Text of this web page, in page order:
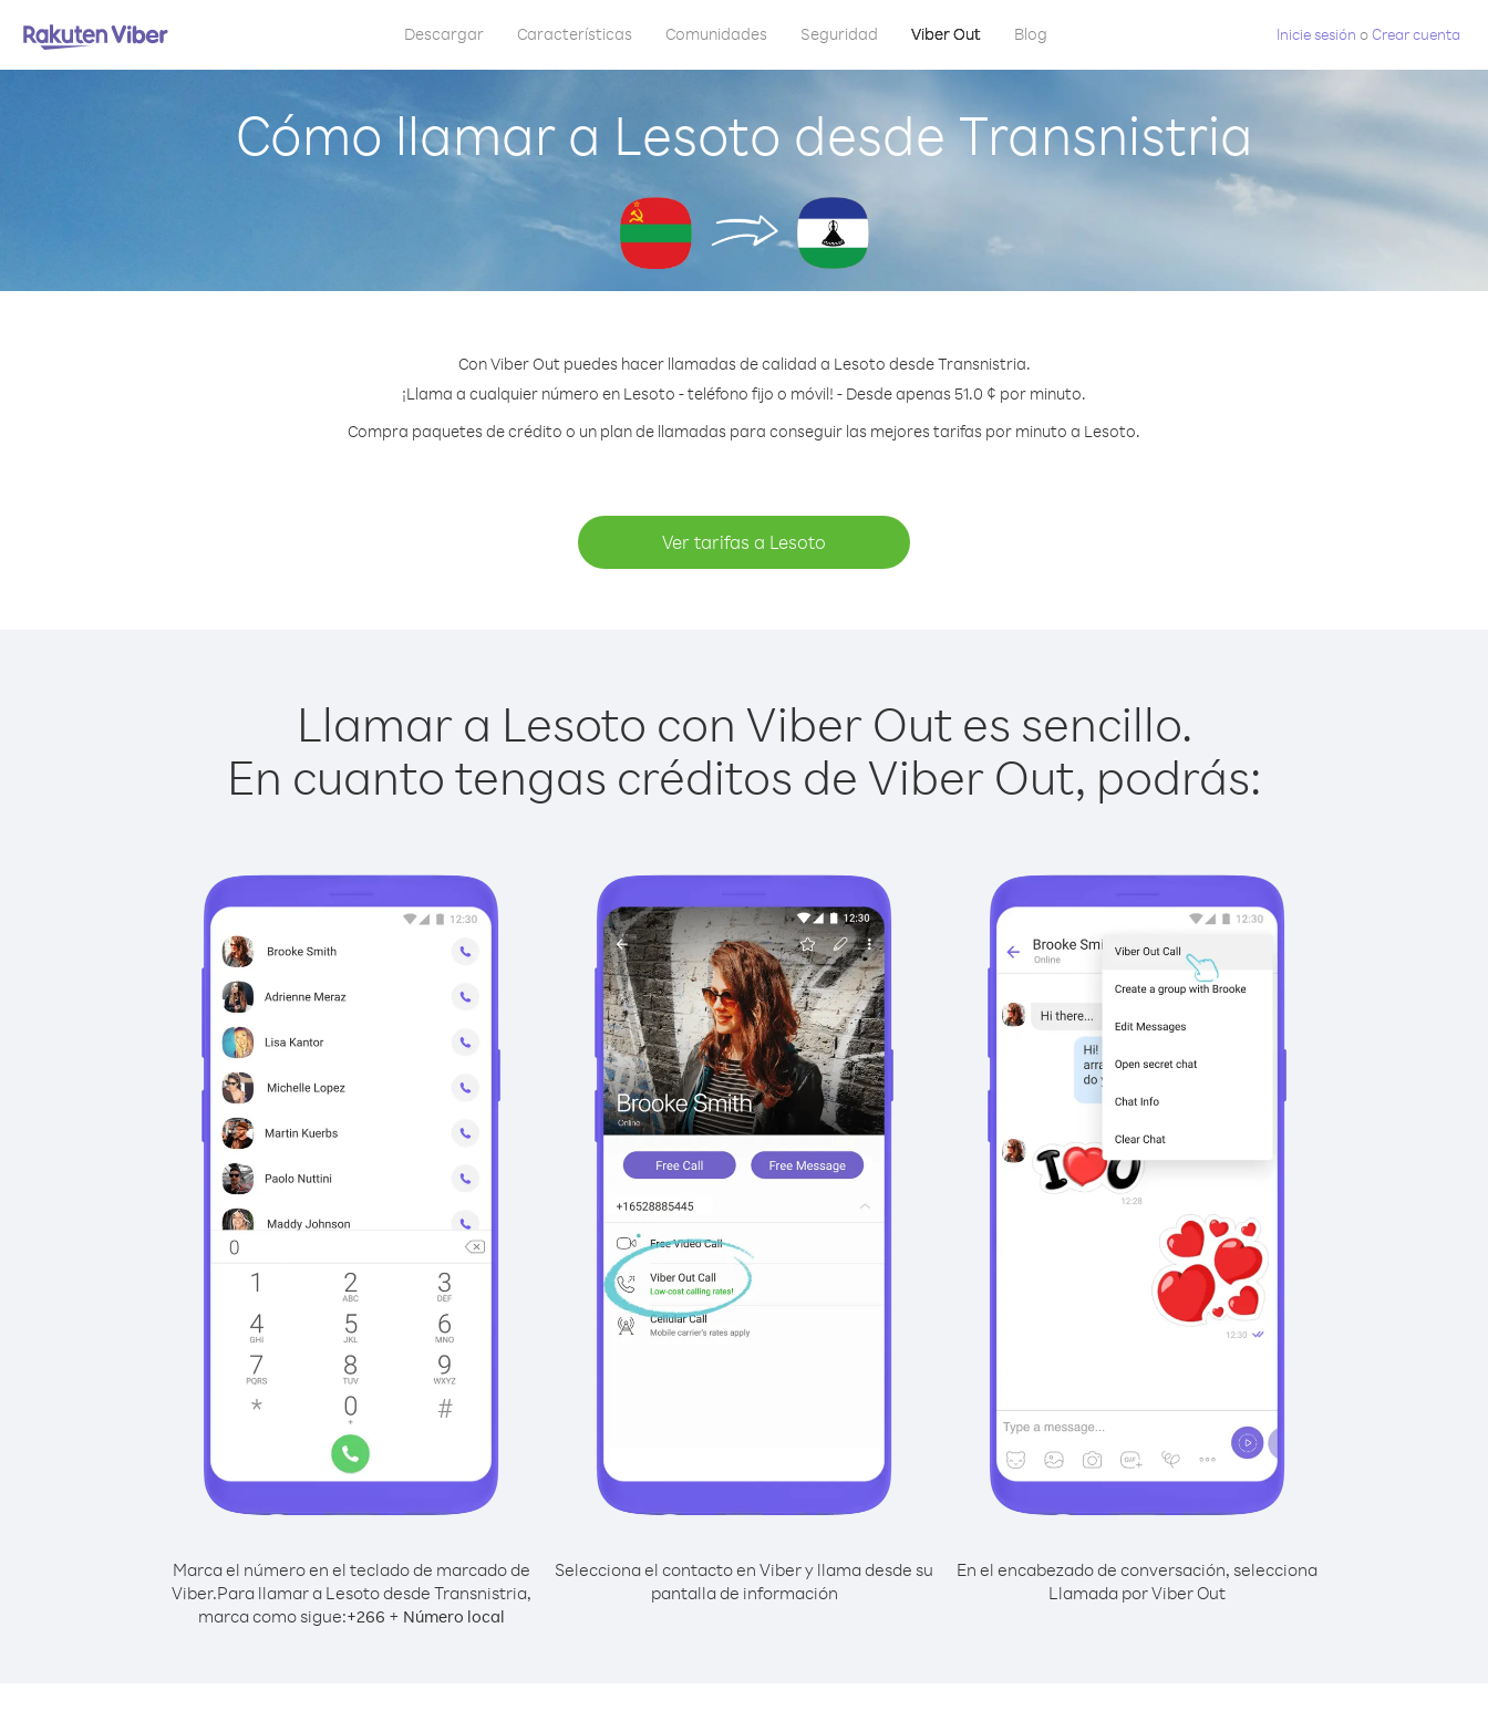
Descargar Características Comunidades Seguridad Viber Out Blog Inicie sesión oCrear cuenta
Cómo llamar a Lesoto desde Transnistria
Con Viber Out puedes hacer llamadas de calidad a Lesoto desde Transnistria.
¡Llama a cualquier número en Lesoto - teléfono fijo o móvil! - Desde apenas 51.0 ¢ por minuto.
Compra paquetes de crédito o un plan de llamadas para conseguir las mejores tarifas por minuto a Lesoto.
Ver tarifas a Lesoto
Llamar a Lesoto con Viber Out es sencillo.
En cuanto tengas créditos de Viber Out, podrás:
Marca el número en el teclado de marcado de
Viber.Para llamar a Lesoto desde Transnistria,
marca como sigue:+266 + Número local
Selecciona el contacto en Viber y llama desde su
pantalla de información
En el encabezado de conversación, selecciona
Llamada por Viber Out